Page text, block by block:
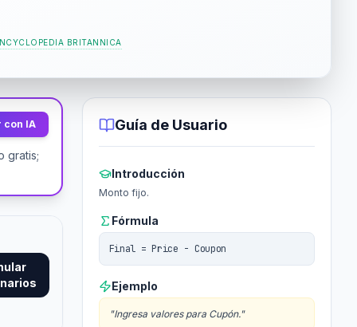
BRITANNICA
con IA
gratis;
Guía de Usuario
Introducción
Monto fijo.
Fórmula
Final = Price - Coupon
Ejemplo
"Ingresa valores para Cupón."